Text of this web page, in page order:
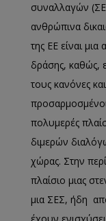
συναλλαγών
ανθρώπινα
της ΕΕ είναι
δράσης, καθώς,
τους κανόνες
πολυμερές
διμερών
χώρας. Στην
πλαίσιο μιας
μια ΣΕΣ, ήδη